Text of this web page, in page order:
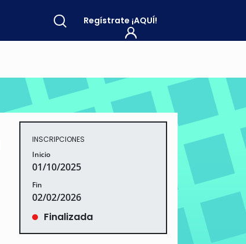
Regístrate ¡AQUÍ!
INSCRIPCIONES
Inicio
01/10/2025
Fin
02/02/2026
Finalizada